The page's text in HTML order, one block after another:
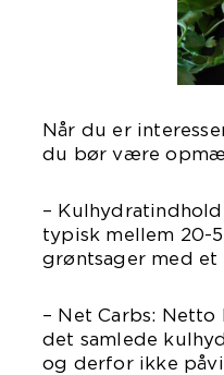
Når du er
du bør være
–
typisk mellem 20-
grøntsager med
– Net Carbs:
det samlede
og derfor ikke